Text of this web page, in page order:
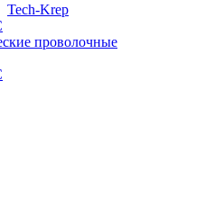
Tech-Krep
проволочные